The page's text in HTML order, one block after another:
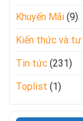
Khuyến Mãi (9)
Kiến thức và tư
Tin tức (231)
Toplist (1)